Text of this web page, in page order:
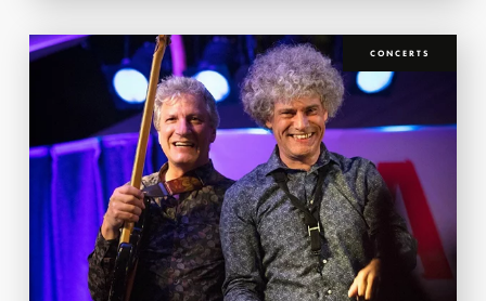
CONCERTS